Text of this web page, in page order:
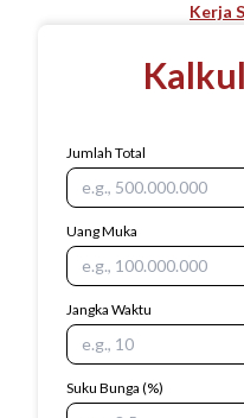
Kerja
Jumlah Total
Uang Muka
Jangka Waktu
Suku Bunga (%)